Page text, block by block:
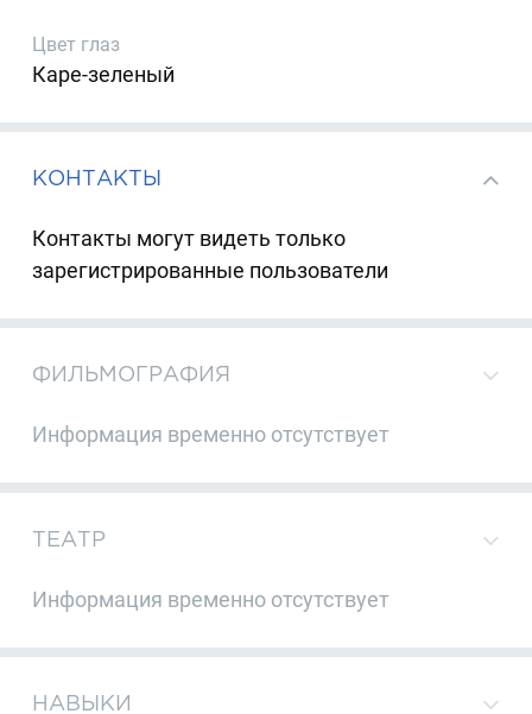
Цвет глаз
Каре-зеленый
КОНТАКТЫ
Контакты могут видеть только
зарегистрированные пользователи
ФИЛЬМОГРАФИЯ
Информация временно отсутствует
ТЕАТР
Информация временно отсутствует
НАВЫКИ